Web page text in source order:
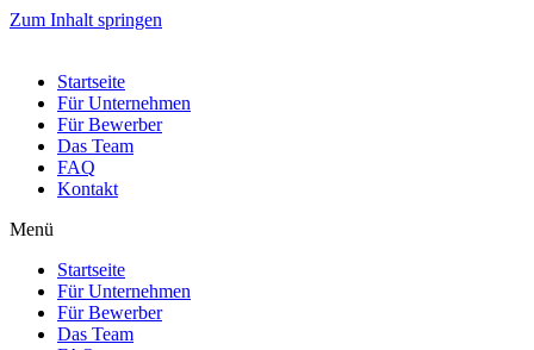
Zum Inhalt springen
Startseite
Für Unternehmen
Für Bewerber
Das Team
FAQ
Kontakt
Menü
Startseite
Für Unternehmen
Für Bewerber
Das Team